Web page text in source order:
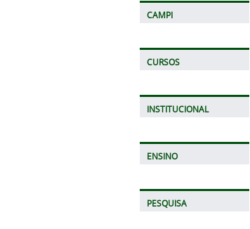
CAMPI
CURSOS
INSTITUCIONAL
ENSINO
PESQUISA